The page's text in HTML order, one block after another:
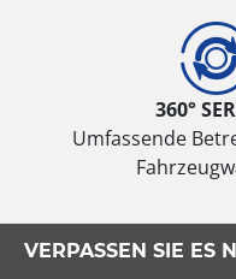
360°
Umfassende
VERPASSEN SIE ES